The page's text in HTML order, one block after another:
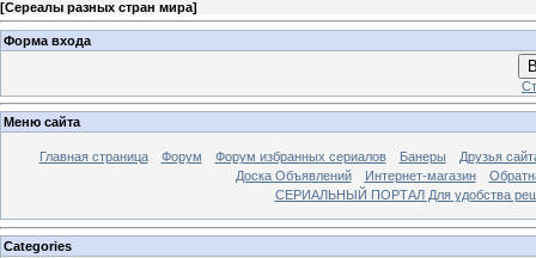
[Сереалы разных стран мира]
Форма входа
Меню сайта
Главная страница Форум Форум избранных сериалов Банеры
Друзья
Доска Объявлений
Интернет-магазин
СЕРИАЛЬНЫЙ ПОРТАЛ Для удобства
Categories